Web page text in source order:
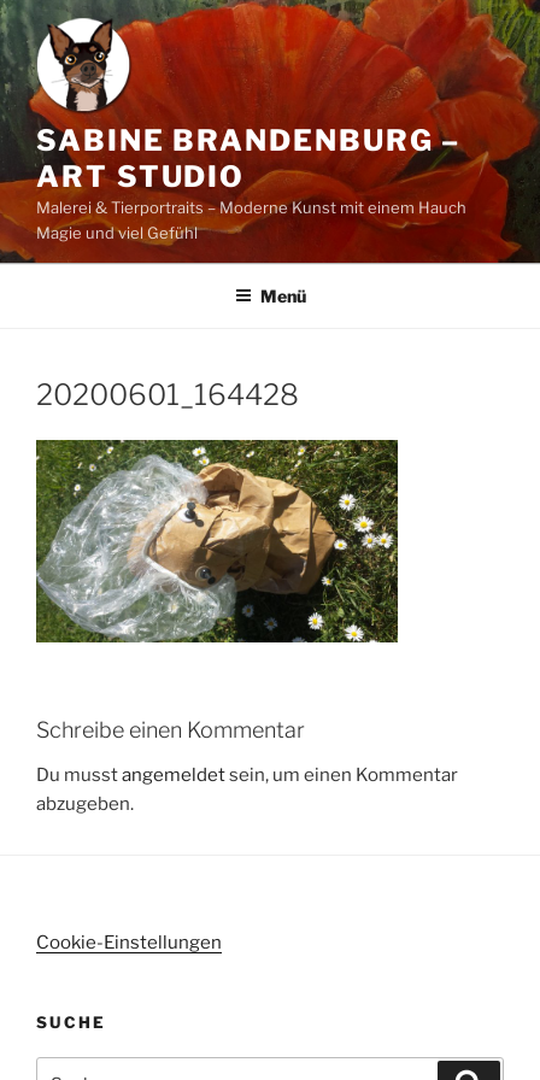
Zum
Inhalt
springen
SABINE BRANDENBURG –
ART STUDIO
Malerei & Tierportraits – Moderne Kunst mit einem Hauch
Magie und viel Gefühl
Menü
20200601_164428
Schreibe einen Kommentar
Du musstangemeldetsein, um einen Kommentar
abzugeben.
Cookie-Einstellungen
SUCHE